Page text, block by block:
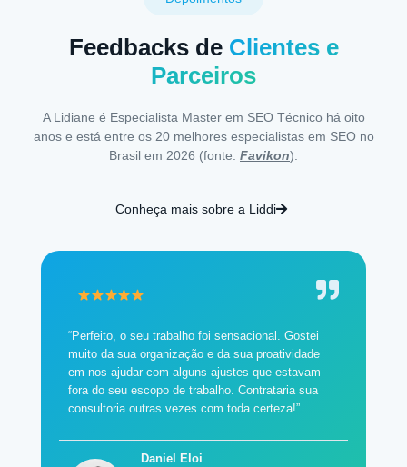
Feedbacks de Clientes e
Parceiros
A Lidiane é Especialista Master em SEO Técnico há oito
anos e está entre os 20 melhores especialistas em SEO no
Brasil em 2026 (fonte: Favikon).
Conheça mais sobre a Liddi
“Perfeito, o seu trabalho foi sensacional. Gostei
muito da sua organização e da sua proatividade
em nos ajudar com alguns ajustes que estavam
fora do seu escopo de trabalho. Contrataria sua
consultoria outras vezes com toda certeza!”
Daniel Eloi